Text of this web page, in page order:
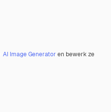
AI Image Generator en bewerk ze